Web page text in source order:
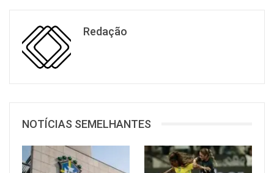
Redação
NOTÍCIAS SEMELHANTES